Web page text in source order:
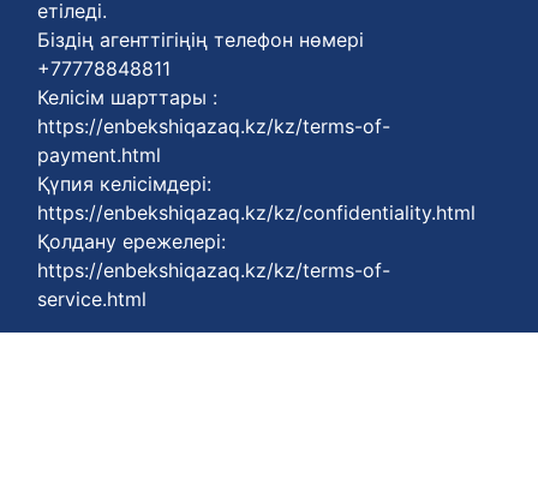
етіледі.
Біздің агенттігіңің телефон нөмері
+77778848811
Келісім шарттары :
https://enbekshiqazaq.kz/kz/terms-of-
payment.html
Қүпия келісімдері:
https://enbekshiqazaq.kz/kz/confidentiality.html
Қолдану ережелері:
https://enbekshiqazaq.kz/kz/terms-of-
service.html